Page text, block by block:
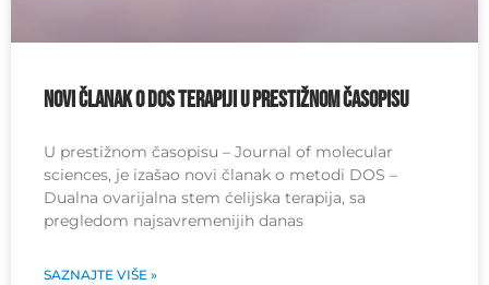
Novi članak o DOS terapiji u prestižnom časopisu
U prestižnom časopisu – Journal of molecular
sciences, je izašao novi članak o metodi DOS –
Dualna ovarijalna stem ćelijska terapija, sa
pregledom najsavremenijih danas
SAZNAJTE VIŠE »